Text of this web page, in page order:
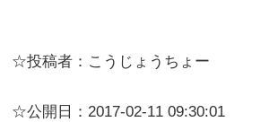
☆投稿者：こうじょうちょー
☆公開日：2017-02-11 09:30:01